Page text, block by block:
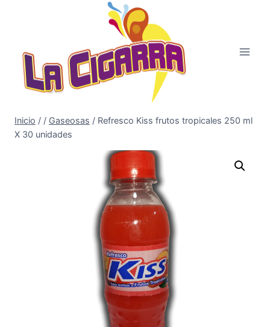
Inicio / / Gaseosas / Refresco Kiss frutos tropicales 250 ml
X 30 unidades